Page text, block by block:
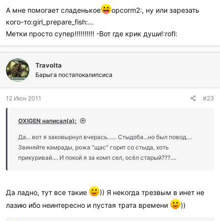
А мне помогает сладенькое
opcorm2:, ну или зарезать
кого-то:girl_prepare_fish:...
Метки просто супер!!!!!!!!!! -Вот где крик души!:rofl:
Travolta
Барыга постапокалипсиса
12 Июн 2011 #23
OXIGEN написал(а):
Да... вот я заковырнул вчерась...... Стыдоба...но был повод....
Звиняйте камрады, рожа "щас" горит со стыда, хоть
прикуривай.... И покой я за комп сел, осёл старый???....
Да ладно, тут все такие
)) Я некогда трезвым в инет не
лазию ибо неинтересно и пустая трата времени
))